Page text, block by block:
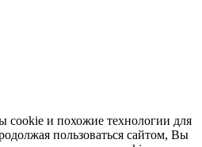
cookie и похожие технологии для
пользоваться сайтом, Вы